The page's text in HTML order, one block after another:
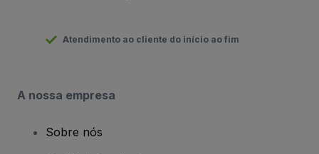
Atendimento ao cliente do início ao fim
A nossa empresa
Sobre nós